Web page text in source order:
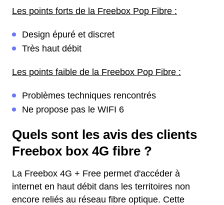
Les points forts de la Freebox Pop Fibre :
Design épuré et discret
Très haut débit
Les points faible de la Freebox Pop Fibre :
Problèmes techniques rencontrés
Ne propose pas le WIFI 6
Quels sont les avis des clients
Freebox box 4G fibre ?
La Freebox 4G + Free permet d'accéder à
internet en haut débit dans les territoires non
encore reliés au réseau fibre optique. Cette